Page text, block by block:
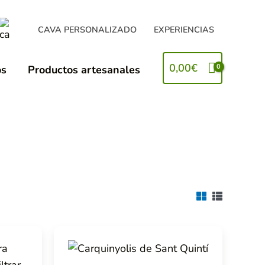
CAVA PERSONALIZADO EXPERIENCIAS
Productos artesanales 0,00€